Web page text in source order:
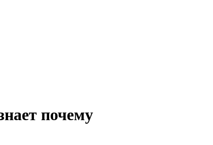
почему